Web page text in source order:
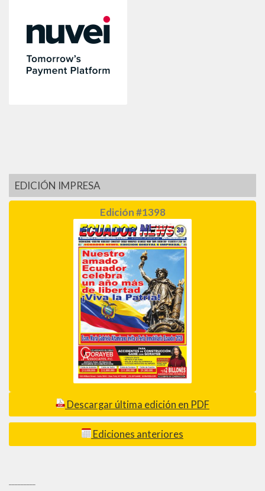
EDICIÓN IMPRESA
Edición #1398
Descargar última edición en PDF
Ediciones anteriores